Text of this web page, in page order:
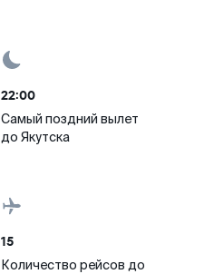
22:00
Самый поздний вылет
до Якутска
15
Количество рейсов до